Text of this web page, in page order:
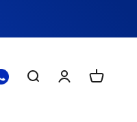
Nyissa meg a
Nyissa meg
Nyitott